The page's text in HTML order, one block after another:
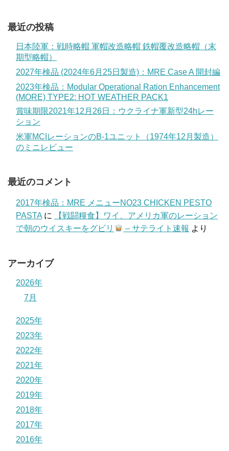
最近の投稿
日本陸軍：戦時略帽 軍帽改造略帽 鉄帽覆改造略帽（末
期型略帽）
2027年検品 (2024年6月25日製造)：MRE Case A 開封編
2023年検品：Modular Operational Ration Enhancement
(MORE) TYPE2: HOT WEATHER PACK1
賞味期限2021年12月26日：ウクライナ軍新型24hレー
ション
米軍MCIレーションのB-1ユニット（1974年12月製造）
のミニレビュー
最近のコメント
2017年検品：MRE メニューNO23 CHICKEN PESTO
PASTA に
【戦闘糧食】ワイ、アメリカ軍のレーション
で朝のウイスキーをグビリ
– サテライト速報 より
アーカイブ
2026年
7月
2025年
2023年
2022年
2021年
2020年
2019年
2018年
2017年
2016年